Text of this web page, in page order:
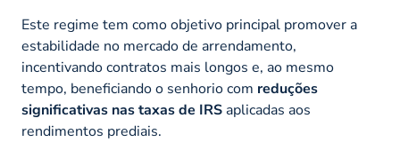
Este regime tem como objetivo principal promover a
estabilidade no mercado de arrendamento,
incentivando contratos mais longos e, ao mesmo
tempo, beneficiando o senhorio com reduções
significativas nas taxas de IRS aplicadas aos
rendimentos prediais.